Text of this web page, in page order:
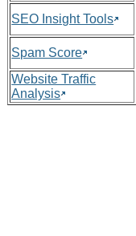
SEO Insight Tools
Spam Score
Website Traffic
Analysis